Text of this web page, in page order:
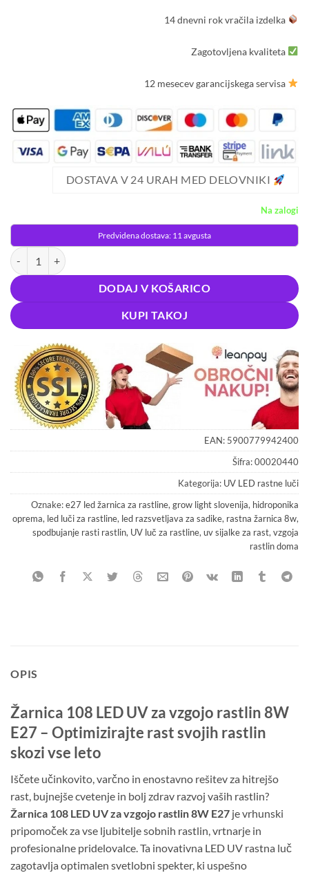
14 dnevni rok vračila izdelka
Zagotovljena kvaliteta
12 mesecev garancijskega servisa
DOSTAVA V 24 URAH MED DELOVNIKI
Na zalogi
Predvidena dostava: 11 avgusta
Žarnica 108 LED UV za vzgojo rastlin 8W E27 količina
DODAJ V KOŠARICO
KUPI TAKOJ
EAN: 5900779942400
Šifra:00020440
Kategorija: UV LED rastne luči
Oznake:e27 led žarnica za rastline,grow light slovenija, hidroponika
oprema, led luči za rastline, led razsvetljava za sadike, rastna žarnica 8w,
spodbujanje rasti rastlin, UV luč za rastline,uv sijalke za rast,vzgoja
rastlin doma
OPIS
Žarnica 108 LED UV za vzgojo rastlin 8W
E27 – Optimizirajte rast svojih rastlin
skozi vse leto
Iščete učinkovito, varčno in enostavno rešitev za hitrejšo
rast, bujnejše cvetenje in bolj zdrav razvoj vaših rastlin?
Žarnica 108 LED UV za vzgojo rastlin 8W E27 je vrhunski
pripomoček za vse ljubitelje sobnih rastlin, vrtnarje in
profesionalne pridelovalce. Ta inovativna LED UV rastna luč
zagotavlja optimalen svetlobni spekter, ki uspešno